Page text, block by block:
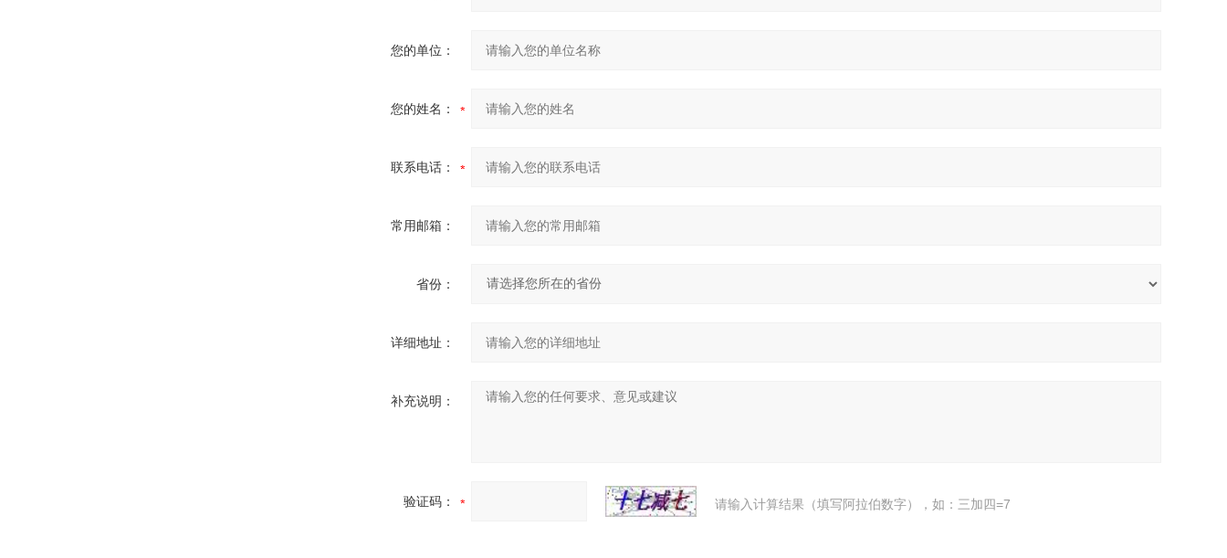
您的单位：
您的姓名：
联系电话：
常用邮箱：
省份：
详细地址：
补充说明：
验证码： 请输入计算结果（填写阿拉伯数字），如：三加四=7